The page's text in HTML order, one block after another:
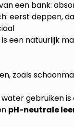
eerst deppen,
een natuurlijk
zoals
gebruiken
pH-neutrale